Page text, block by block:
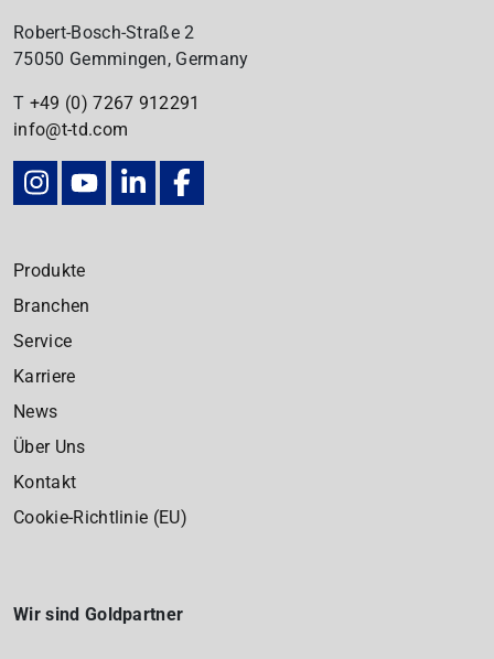
Robert-Bosch-Straße 2
75050 Gemmingen, Germany
T +49 (0) 7267 912291
info@t-td.com
Produkte
Branchen
Service
Karriere
News
Über Uns
Kontakt
Cookie-Richtlinie (EU)
Wir sind Goldpartner